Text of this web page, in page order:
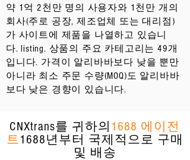
약 1억 2천만 명의 사용자와 1천만 개의
회사(주로 공장, 제조업체 또는 대리점)
가 사이트에 제품을 나열하고 있습니
다. listing. 상품의 주요 카테고리는 49개
입니다. 가격이 알리바바보다 낮을 뿐만
아니라 최소 주문 수량(MOQ)도 알리바바
보다 낮은 경향이 있습니다.
CNXtrans를 귀하의 1688 에이전
트1688년부터 국제적으로 구매
및 배송